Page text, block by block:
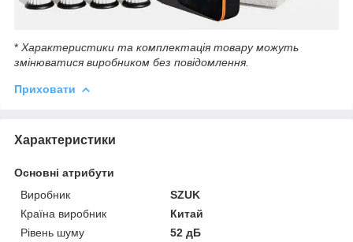
* Характеристики та комплектація товару можуть
змінюватися виробником без повідомлення.
Приховати
Характеристики
Основні атрибути
Виробник
SZUK
Країна виробник
Китай
Рівень шуму
52 дБ